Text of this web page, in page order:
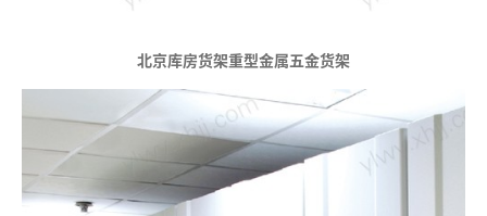
北京库房货架重型金属五金货架